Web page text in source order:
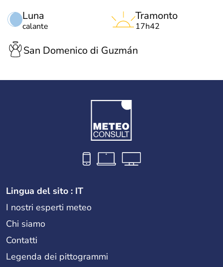
Luna
calante
Tramonto
17h42
San Domenico di Guzmán
Lingua del sito : IT
I nostri esperti meteo
Chi siamo
Contatti
Legenda dei pittogrammi